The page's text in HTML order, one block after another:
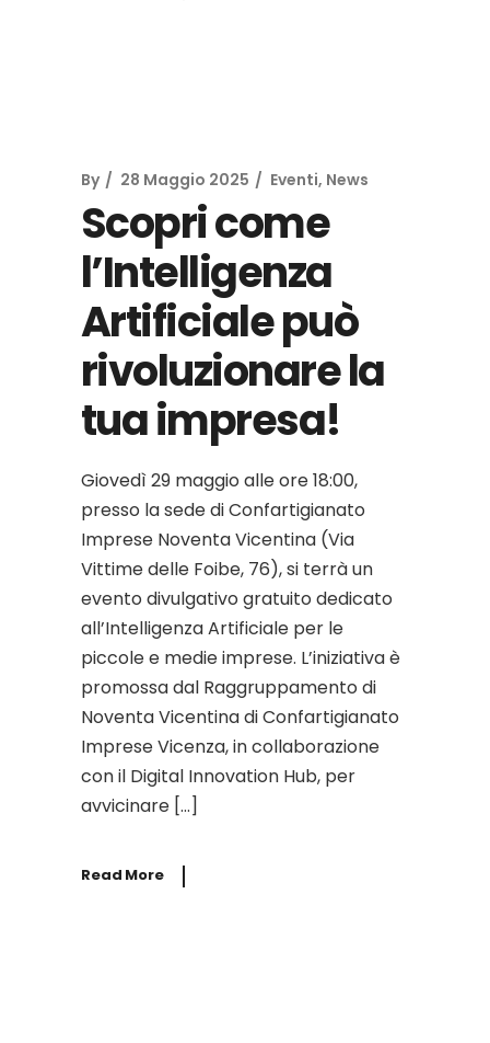
By 28 Maggio 2025 Eventi, News
Scopri come
l’Intelligenza
Artificiale può
rivoluzionare la
tua impresa!
Giovedì 29 maggio alle ore 18:00,
presso la sede di Confartigianato
Imprese Noventa Vicentina (Via
Vittime delle Foibe, 76), si terrà un
evento divulgativo gratuito dedicato
all’Intelligenza Artificiale per le
piccole e medie imprese. L’iniziativa è
promossa dal Raggruppamento di
Noventa Vicentina di Confartigianato
Imprese Vicenza, in collaborazione
con il Digital Innovation Hub, per
avvicinare […]
Read More